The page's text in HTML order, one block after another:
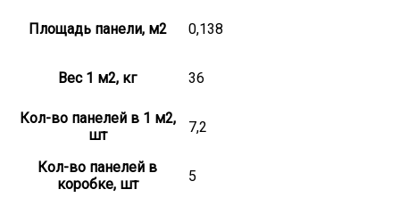
Площадь панели, м2 0,138
Вес 1 м2, кг 36
Кол-во панелей в 1 м2,
шт
7,2
Кол-во панелей в
коробке, шт
5